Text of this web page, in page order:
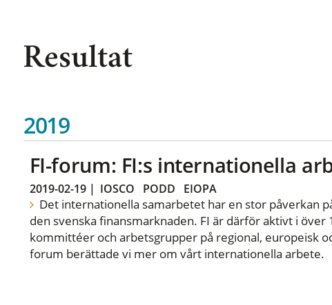
Resultat
2019
FI-forum: FI:s internationella
2019-02-19| IOSCO PODD EIOPA
Det internationella samarbetet har en stor påverkan
den svenska finansmarknaden. FI är därför aktivt i
kommittéer och arbetsgrupper på regional, europeisk
forum berättade vi mer om vårt internationella arbete.